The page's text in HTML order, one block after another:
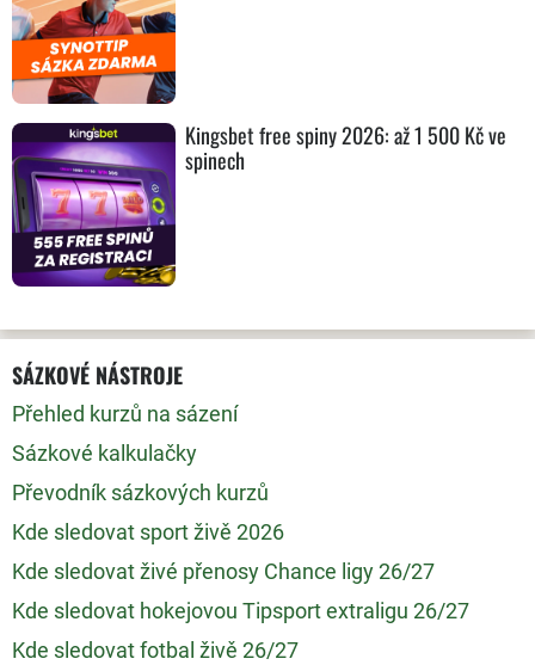
Kingsbet free spiny 2026: až 1 500 Kč ve
spinech
SÁZKOVÉ NÁSTROJE
Přehled kurzů na sázení
Sázkové kalkulačky
Převodník sázkových kurzů
Kde sledovat sport živě 2026
Kde sledovat živé přenosy Chance ligy 26/27
Kde sledovat hokejovou Tipsport extraligu 26/27
Kde sledovat fotbal živě 26/27